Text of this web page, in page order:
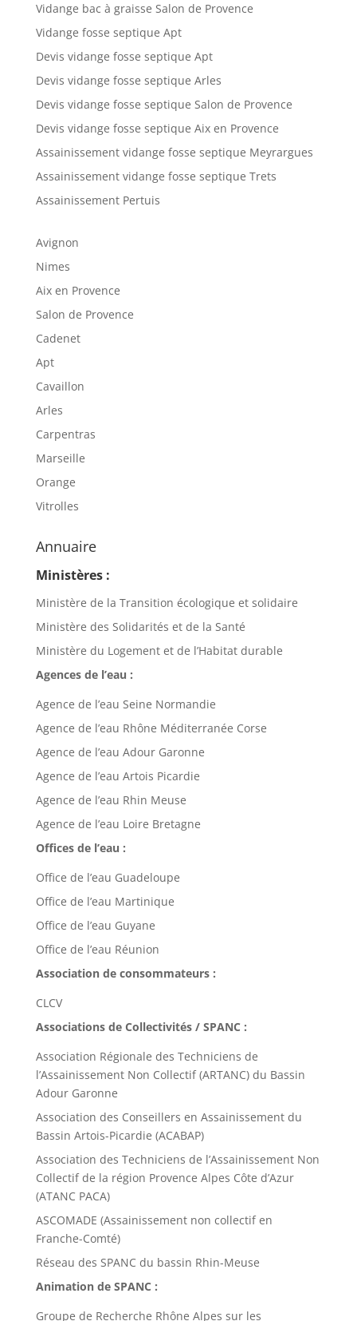
Vidange bac à graisse Salon de Provence
Vidange fosse septique Apt
Devis vidange fosse septique Apt
Devis vidange fosse septique Arles
Devis vidange fosse septique Salon de Provence
Devis vidange fosse septique Aix en Provence
Assainissement vidange fosse septique Meyrargues
Assainissement vidange fosse septique Trets
Assainissement Pertuis
Avignon
Nimes
Aix en Provence
Salon de Provence
Cadenet
Apt
Cavaillon
Arles
Carpentras
Marseille
Orange
Vitrolles
Annuaire
Ministères :
Ministère de la Transition écologique et solidaire
Ministère des Solidarités et de la Santé
Ministère du Logement et de l’Habitat durable
Agences de l’eau :
Agence de l’eau Seine Normandie
Agence de l’eau Rhône Méditerranée Corse
Agence de l’eau Adour Garonne
Agence de l’eau Artois Picardie
Agence de l’eau Rhin Meuse
Agence de l’eau Loire Bretagne
Offices de l’eau :
Office de l’eau Guadeloupe
Office de l’eau Martinique
Office de l’eau Guyane
Office de l’eau Réunion
Association de consommateurs :
CLCV
Associations de Collectivités / SPANC :
Association Régionale des Techniciens de
l’Assainissement Non Collectif (ARTANC) du Bassin
Adour Garonne
Association des Conseillers en Assainissement du
Bassin Artois-Picardie (ACABAP)
Association des Techniciens de l’Assainissement Non
Collectif de la région Provence Alpes Côte d’Azur
(ATANC PACA)
ASCOMADE (Assainissement non collectif en
Franche-Comté)
Réseau des SPANC du bassin Rhin-Meuse
Animation de SPANC :
Groupe de Recherche Rhône Alpes sur les